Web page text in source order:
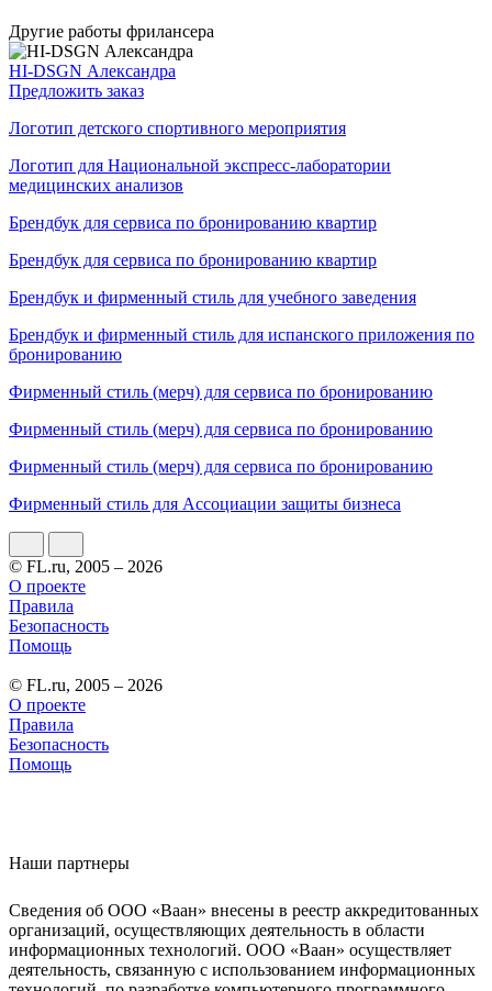
Другие работы фрилансера
HI-DSGN Александра
Предложить заказ
Логотип детского спортивного мероприятия
Логотип для Национальной экспресс-лаборатории
медицинских анализов
Брендбук для сервиса по бронированию квартир
Брендбук для сервиса по бронированию квартир
Брендбук и фирменный стиль для учебного заведения
Брендбук и фирменный стиль для испанского приложения по
бронированию
Фирменный стиль (мерч) для сервиса по бронированию
Фирменный стиль (мерч) для сервиса по бронированию
Фирменный стиль (мерч) для сервиса по бронированию
Фирменный стиль для Ассоциации защиты бизнеса
© FL.ru, 2005 – 2026
О проекте
Правила
Безопасность
Помощь
© FL.ru, 2005 – 2026
О проекте
Правила
Безопасность
Помощь
Наши партнеры
Сведения об ООО «Ваан» внесены в реестр аккредитованных
организаций, осуществляющих деятельность в области
информационных технологий. ООО «Ваан» осуществляет
деятельность, связанную с использованием информационных